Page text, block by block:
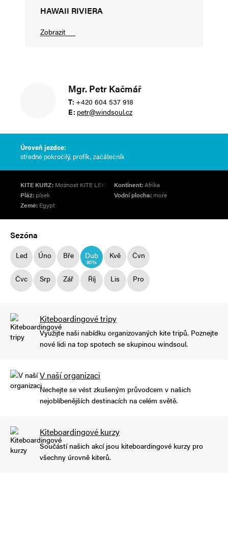
HAWAII RIVIERA
Zobrazit
Mgr. Petr Kačmář
T: +420 604 537 918
E: petr@windsoul.cz
Úroveň jezdce:
středně pokročilý, profík, začátečník
KITE KURZ: Možnost KITE LEKCE Kontinent:Afrika
Pláž: písek Vodní plocha: moře
Země: Egypt
Sezóna
Led Úno Bře Dub
90%
Kvě Čvn
Čvc Srp Zář Říj Lis Pro
Kiteboardingové tripy
Využijte naši nabídku organizovaných kite tripů. Poznejte
nové lidi na top spotech se skupinou windsoul.
V naší organizaci
Nechejte se vést zkušeným průvodcem v našich
nejoblíbenějších destinacích na celém světě.
Kiteboardingové kurzy
Součástí našich akcí jsou kiteboardingové kurzy pro
všechny úrovně kiterů.